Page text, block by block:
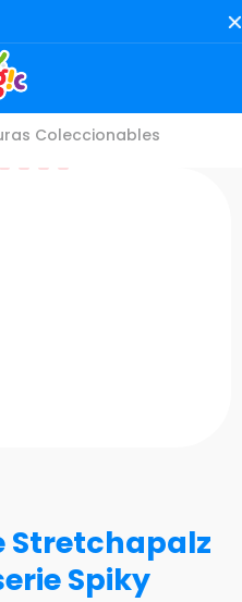
Coleccionables
Stretchapalz
Spiky